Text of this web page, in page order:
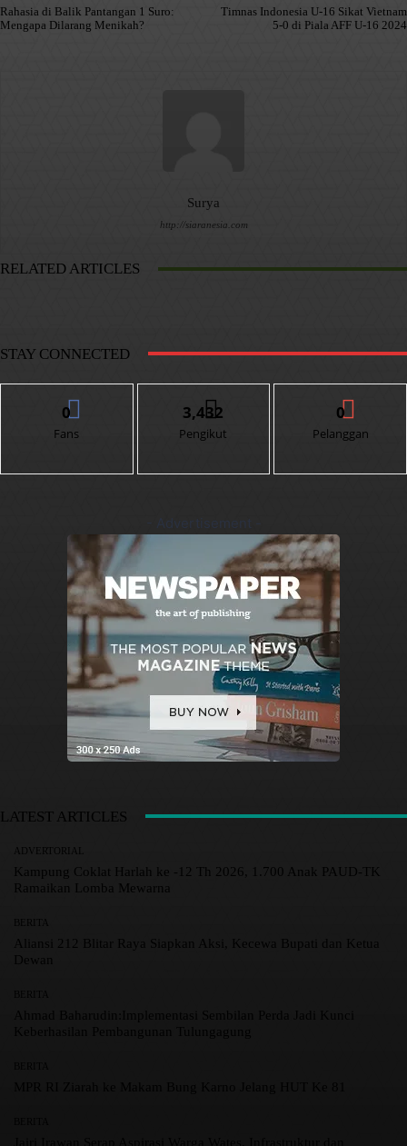
Rahasia di Balik Pantangan 1 Suro:
Mengapa Dilarang Menikah?
Timnas Indonesia U-16 Sikat Vietnam
5-0 di Piala AFF U-16 2024
Surya
http://siaranesia.com
RELATED ARTICLES
STAY CONNECTED
0
Fans
3,432
Pengikut
0
Pelanggan
- Advertisement -
LATEST ARTICLES
ADVERTORIAL
Kampung Coklat Harlah ke -12 Th 2026, 1.700 Anak PAUD-TK
Ramaikan Lomba Mewarna
BERITA
Aliansi 212 Blitar Raya Siapkan Aksi, Kecewa Bupati dan Ketua
Dewan